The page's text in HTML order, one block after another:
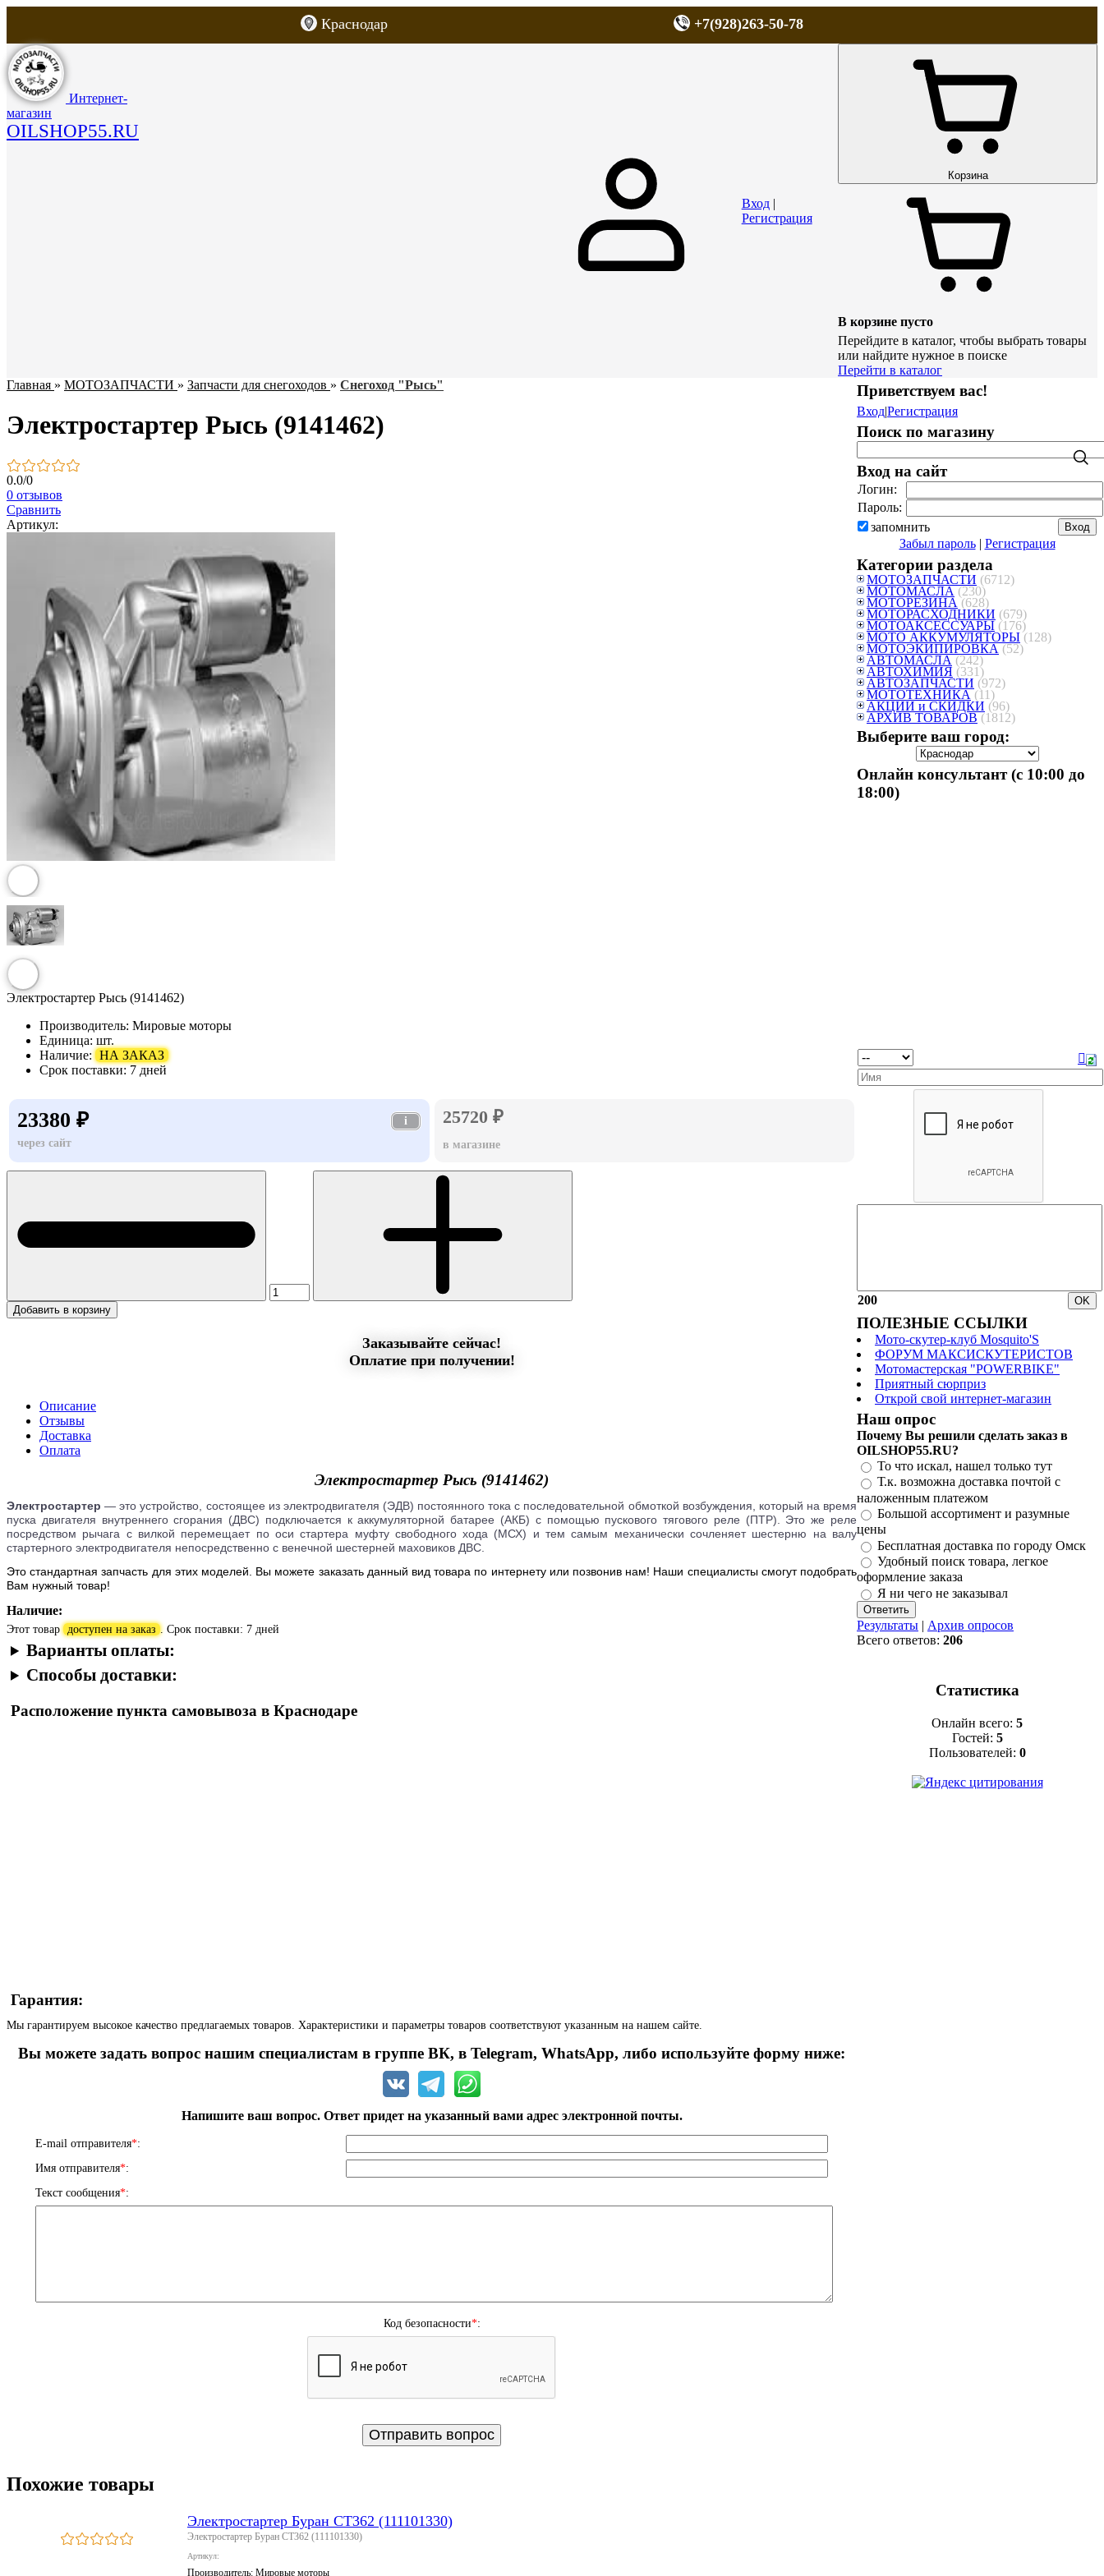
Краснодар +7(928)263-50-78
Интернет-
магазин
OILSHOP55.RU
ДОСТАВКА
Вход|
Регистрация
Корзина
В корзине пусто
Перейдите в каталог, чтобы выбрать товары
или найдите нужное в поиске
Перейти в каталог
Главная » МОТОЗАПЧАСТИ » Запчасти для снегоходов » Снегоход "Рысь"
Электростартер Рысь (9141462)
0.0/0
0 отзывов
Сравнить
Артикул:
Электростартер Рысь (9141462)
Производитель: Мировые моторы
Единица: шт.
Наличие: НА ЗАКАЗ
Срок поставки: 7 дней
23380 ₽
i
через сайт
25720 ₽
в магазине
Добавить в корзину
Заказывайте сейчас!
Оплатие при получении!
Описание
Отзывы
Доставка
Оплата
Электростартер Рысь (9141462)
Электростартер — это устройство, состоящее из электродвигателя (ЭДВ) постоянного тока с последовательной обмоткой возбуждения, который на время
пуска двигателя внутреннего сгорания (ДВС) подключается к аккумуляторной батарее (АКБ) с помощью пускового тягового реле (ПТР). Это же реле
посредством рычага с вилкой перемещает по оси стартера муфту свободного хода (МСХ) и тем самым механически сочленяет шестерню на валу
стартерного электродвигателя непосредственно с венечной шестерней маховиков ДВС.
Это стандартная запчасть для этих моделей. Вы можете заказать данный вид товара по интернету или позвонив нам! Наши специалисты смогут подобрать
Вам нужный товар!
Наличие:
Этот товар доступен на заказ . Срок поставки: 7 дней
Варианты оплаты:
Способы доставки:
Расположение пункта самовывоза в Краснодаре
Гарантия:
Мы гарантируем высокое качество предлагаемых товаров. Характеристики и параметры товаров соответствуют указанным на нашем сайте.
Вы можете задать вопрос нашим специалистам в группе ВК, в Telegram, WhatsApp, либо используйте форму ниже:
Напишите ваш вопрос. Ответ придет на указанный вами адрес электронной почты.
E-mail отправителя*:
Имя отправителя*:
Текст сообщения*:
Код безопасности*:
Похожие товары
Электростартер Буран СТ362 (111101330)
Электростартер Буран СТ362 (111101330)
Артикул:
Производитель: Мировые моторы
Приветствуем вас!
Вход|Регистрация
Поиск по магазину
Вход на сайт
Логин:
Пароль:
запомнить
Забыл пароль| Регистрация
Категории раздела
МОТОЗАПЧАСТИ (6712)
МОТОМАСЛА (230)
МОТОРЕЗИНА (628)
МОТОРАСХОДНИКИ (679)
МОТОАКСЕССУАРЫ (176)
МОТО АККУМУЛЯТОРЫ (128)
МОТОЭКИПИРОВКА (52)
АВТОМАСЛА (242)
АВТОХИМИЯ (331)
АВТОЗАПЧАСТИ (972)
МОТОТЕХНИКА (11)
АКЦИИ и СКИДКИ (96)
АРХИВ ТОВАРОВ (1812)
Выберите ваш город:
Онлайн консультант (с 10:00 до
18:00)
200
ПОЛЕЗНЫЕ ССЫЛКИ
Мото-скутер-клуб Mosquito'S
ФОРУМ МАКСИСКУТЕРИСТОВ
Мотомастерская "POWERBIKE"
Приятный сюрприз
Открой свой интернет-магазин
Наш опрос
Почему Вы решили сделать заказ в
OILSHOP55.RU?
То что искал, нашел только тут
Т.к. возможна доставка почтой с
наложенным платежом
Большой ассортимент и разумные
цены
Бесплатная доставка по городу Омск
Удобный поиск товара, легкое
оформление заказа
Я ни чего не заказывал
Результаты | Архив опросов
Всего ответов: 206
Статистика
Онлайн всего: 5
Гостей: 5
Пользователей: 0